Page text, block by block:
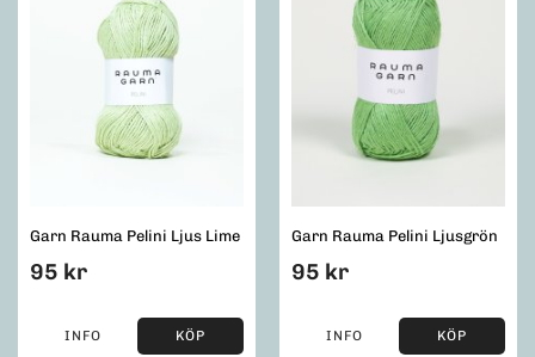
Garn Rauma Pelini Ljus Lime
95 kr
INFO KÖP
Garn Rauma Pelini Ljusgrön
95 kr
INFO KÖP